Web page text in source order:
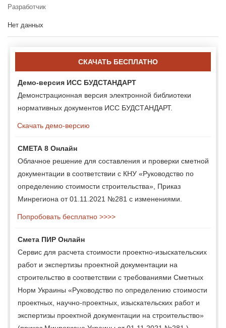
Разработчик
Нет данных
СКАЧАТЬ БЕСПЛАТНО
Демо-версия ИСС БУДСТАНДАРТ
Демонстрационная версия электронной библиотеки
нормативных документов ИСС БУДСТАНДАРТ.
Скачать демо-версию
СМЕТА 8 Онлайн
Облачное решение для составления и проверки сметной
документации в соответствии с КНУ «Руководство по
определению стоимости строительства», Приказ
Минрегиона от 01.11.2021 №281 с изменениями.
Попробовать бесплатно >>>>
Смета ПИР Онлайн
Сервис для расчета стоимости проектно-изыскательских
работ и экспертизы проектной документации на
строительство в соответствии с требованиями Сметных
Норм Украины «Руководство по определению стоимости
проектных, научно-проектных, изыскательских работ и
экспертизы проектной документации на строительство»